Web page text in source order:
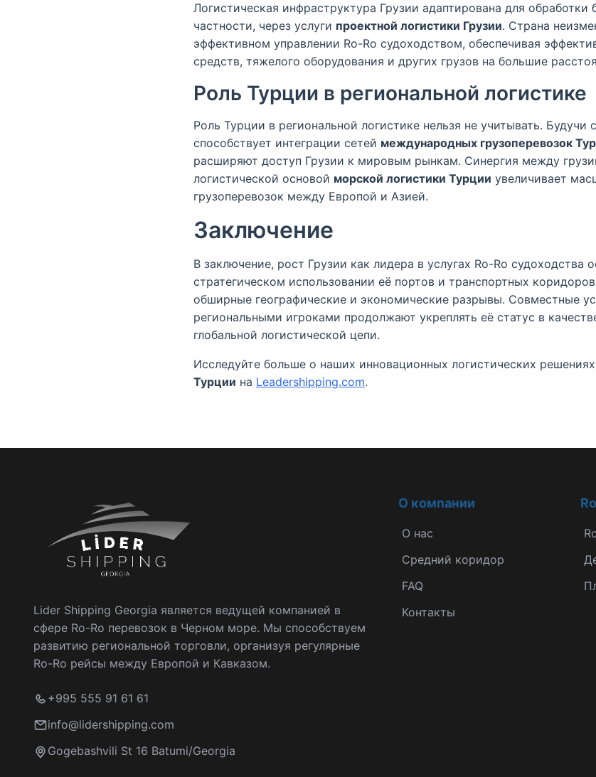
Логистическая инфраструктура Грузии адаптирована для
частности, через услуги проектной логистики Грузии. Страна
эффективном управлении Ro-Ro судоходством, обеспечивая
средств, тяжелого оборудования и других грузов на большие
Роль Турции в региональной логистике
Роль Турции в региональной логистике нельзя не учитывать. Будучи
способствует интеграции сетей международных грузоперевозок
расширяют доступ Грузии к мировым рынкам. Синергия между
логистической основой морской логистики Турции увеличивает
грузоперевозок между Европой и Азией.
Заключение
В заключение, рост Грузии как лидера в услугах Ro-Ro судоходства
стратегическом использовании её портов и транспортных
обширные географические и экономические разрывы. Совместные
региональными игроками продолжают укреплять её статус в
глобальной логистической цепи.
Исследуйте больше о наших инновационных логистических решениях
Турции на Leadershipping.com.
Lider Shipping Georgia является ведущей компанией в
сфере Ro-Ro перевозок в Черном море. Мы способствуем
развитию региональной торговли, организуя регулярные
Ro-Ro рейсы между Европой и Кавказом.
+995 555 91 61 61
info@lidershipping.com
Gogebashvili St 16 Batumi/Georgia
О компании
О нас
Средний коридор
FAQ
Контакты